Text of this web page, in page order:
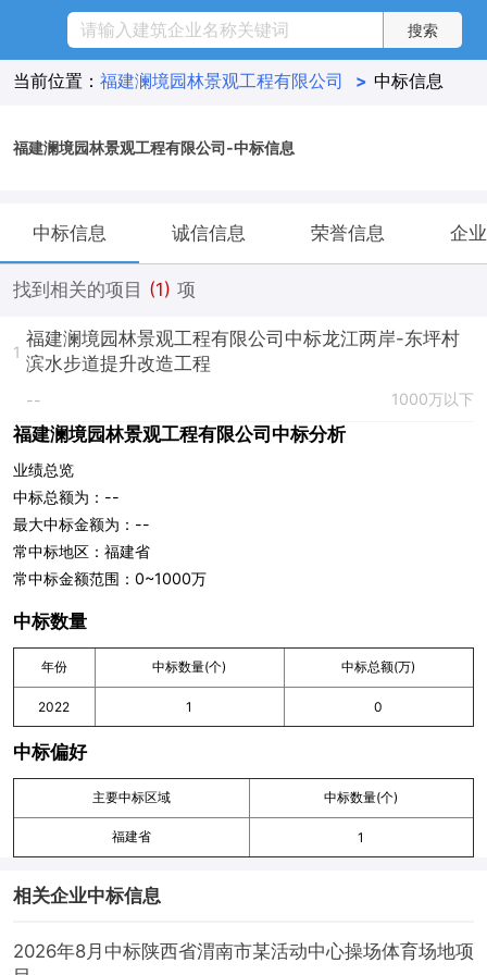
当前位置： 福建澜境园林景观工程有限公司 > 中标信息
福建澜境园林景观工程有限公司-中标信息
中标信息 诚信信息 荣誉信息 企
找到相关的项目 (1) 项
1
福建澜境园林景观工程有限公司中标龙江两岸-东坪村
滨水步道提升改造工程
-- 1000万以下
福建澜境园林景观工程有限公司中标分析
业绩总览
中标总额为：--
最大中标金额为：--
常中标地区：福建省
常中标金额范围：0~1000万
中标数量
年份 中标数量(个) 中标总额(万)
2022 1 0
中标偏好
主要中标区域 中标数量(个)
福建省 1
相关企业中标信息
2026年8月中标陕西省渭南市某活动中心操场体育场地项